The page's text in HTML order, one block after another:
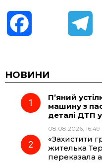
c
e
o
e
g
r
НОВИНИ
П’яний
машину з
деталі ДТП
08.08.2026, 16:49
«Захистити
жителька
переказала